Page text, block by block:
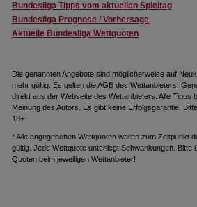
Bundesliga Tipps vom aktuellen Spieltag
Bundesliga Prognose / Vorhersage
Aktuelle Bundesliga Wettquoten
Die genannten Angebote sind möglicherweise auf
mehr gültig. Es gelten die AGB des Wettanbieters.
direkt aus der Webseite des Wettanbieters. Alle Tipps
Meinung des Autors. Es gibt keine Erfolgsgarantie.
18+
* Alle angegebenen Wettquoten waren zum Zeitpunkt
gültig. Jede Wettquote unterliegt Schwankungen. Bitte
Quoten beim jeweiligen Wettanbieter!